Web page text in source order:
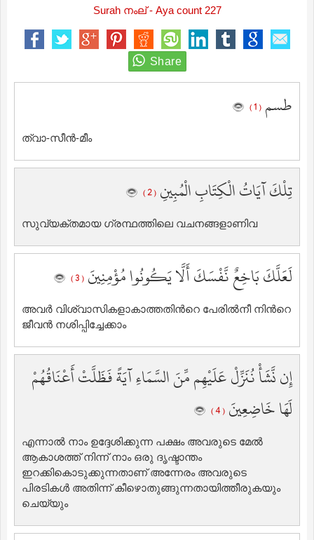
Surah നംല് - Aya count 227
طسم ( 1 )
ത്വാ-സീന്‍-മീം
تِلْكَ آيَاتُ الْكِتَابِ الْمُبِينِ ( 2 )
സുവ്യക്തമായ ഗ്രന്ഥത്തിലെ വചനങ്ങളാണിവ
لَعَلَّكَ بَاخِعٌ نَّفْسَكَ أَلَّا يَكُونُوا مُؤْمِنِينَ ( 3 )
അവര്‍ വിശ്വാസികളാകാത്തതിന്‍റെ പേരില്‍നീ നിന്‍റെ
ജീവന്‍ നശിപ്പിച്ചേക്കാം
إِن نَّشَأْ نُنَزِّلْ عَلَيْهِم مِّنَ السَّمَاءِ آيَةً فَظَلَّتْ أَعْنَاقُهُمْ
لَهَا خَاضِعِينَ ( 4 )
എന്നാല്‍ ‍നാം ഉദ്ദേശിക്കുന്ന പക്ഷം അവരുടെ മേല്‍
ആകാശത്ത് നിന്ന് നാം ഒരു ദൃഷ്ടാന്തം
ഇറക്കികൊടുക്കുന്നതാണ് അന്നേരം അവരുടെ
പിരടികള്‍ അതിന്ന് കീഴൊതുങ്ങുന്നതായിത്തീരുകയും
ചെയ്യും